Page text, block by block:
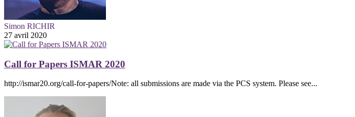
Simon RICHIR
27 avril 2020
Call for Papers ISMAR 2020
http://ismar20.org/call-for-papers/Note: all submissions are made via the PCS system. Please see...